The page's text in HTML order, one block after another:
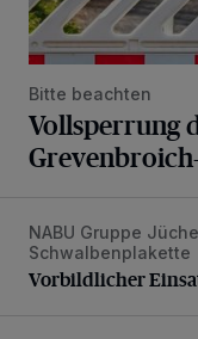
Bitte beachten
Vollsperrung
Vorbildlicher
NABU Gruppe
Schwalbenplakette
Vorbildlicher